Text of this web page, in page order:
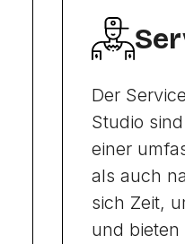
Der
Studio
einer
als auch
sich Zeit,
und